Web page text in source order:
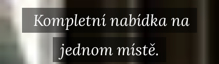
Kompletní nabídka na
jednom místě.